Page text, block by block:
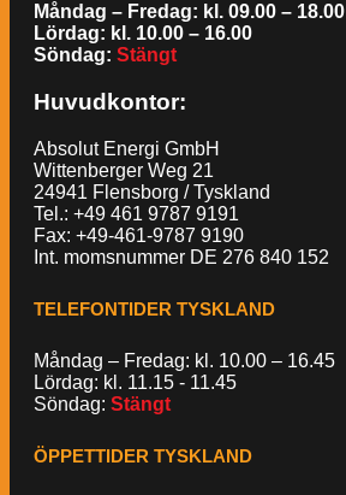
Måndag – Fredag: kl. 09.00 – 18.00
Lördag: kl. 10.00 – 16.00
Söndag: Stängt
Huvudkontor:
Absolut Energi GmbH
Wittenberger Weg 21
24941 Flensborg / Tyskland
Tel.: +49 461 9787 9191
Fax: +49-461-9787 9190
Int. momsnummer DE 276 840 152
TELEFONTIDER TYSKLAND
Måndag – Fredag: kl. 10.00 – 16.45
Lördag: kl. 11.15 - 11.45
Söndag: Stängt
ÖPPETTIDER TYSKLAND